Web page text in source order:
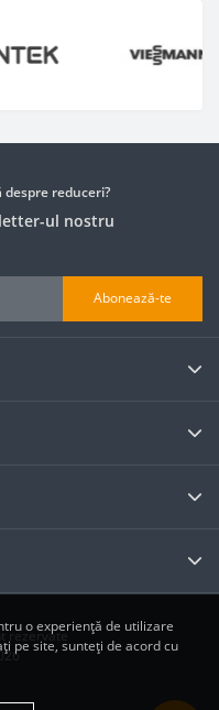
reduceri?
ul nostru
Abonează-te
rezervate
o experiență de utilizare
pe site, sunteți de acord cu